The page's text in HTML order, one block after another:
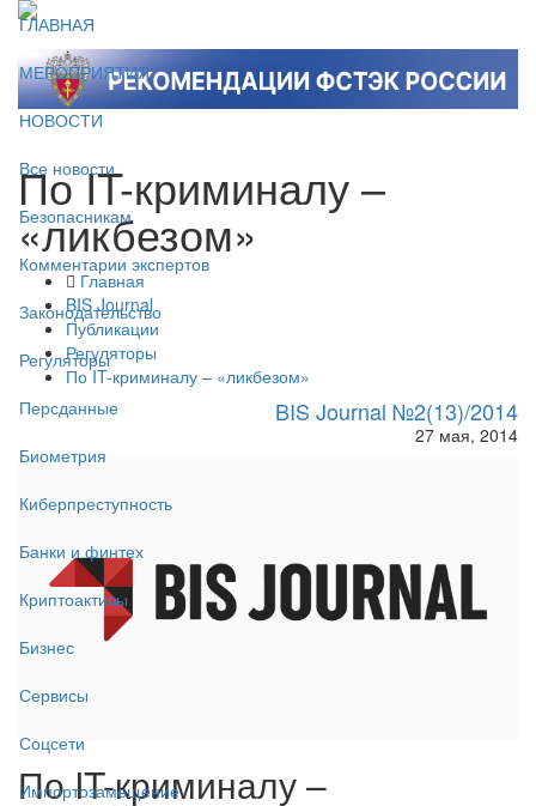
ГЛАВНАЯ
МЕРОПРИЯТИЯ
НОВОСТИ
Все новости
Безопасникам
Комментарии экспертов
Законодательство
Регуляторы
Персданные
Биометрия
Киберпреступность
Банки и финтех
Криптоактивы
Бизнес
Сервисы
Соцсети
Импортозамещение
По IT-криминалу –
«ликбезом»
Главная
BIS Journal
Публикации
Регуляторы
По IT-криминалу – «ликбезом»
BIS Journal №2(13)/2014
27 мая, 2014
По IT-криминалу –